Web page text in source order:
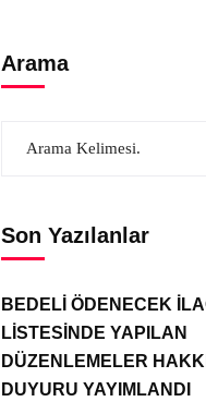
Arama
Son Yazılanlar
BEDELİ ÖDENECEK
LİSTESİNDE YAPILAN
DÜZENLEMELER
DUYURU YAYIMLANDI